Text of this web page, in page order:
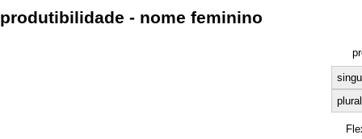
produtibilidade - nome feminino
plural